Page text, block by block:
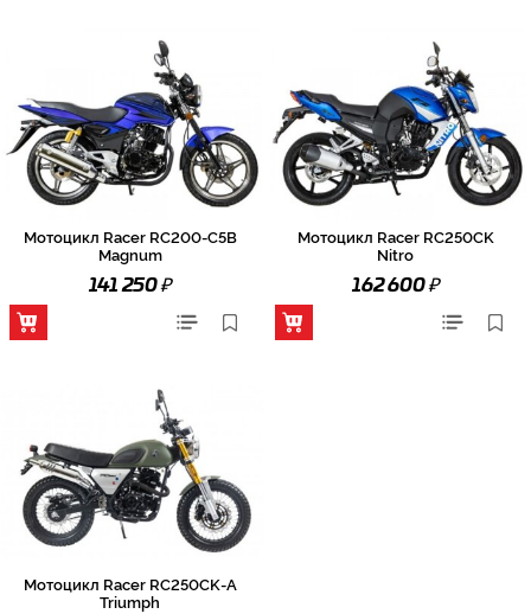
Мотоцикл Racer RC200-C5B
Magnum
141 250₽
Мотоцикл Racer RC250CK
Nitro
162 600₽
Мотоцикл Racer RC250CK-A
Triumph